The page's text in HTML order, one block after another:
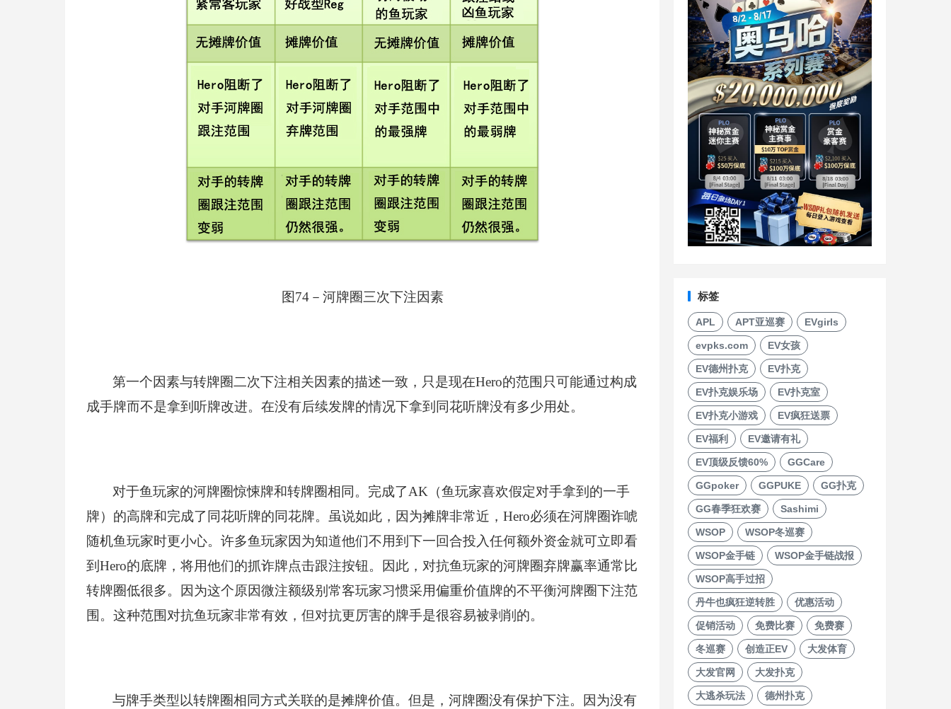
图74－河牌圈三次下注因素
第一个因素与转牌圈二次下注相关因素的描述一致，只是现在Hero的范围只可能通过构成
成手牌而不是拿到听牌改进。在没有后续发牌的情况下拿到同花听牌没有多少用处。
对于鱼玩家的河牌圈惊悚牌和转牌圈相同。完成了AK（鱼玩家喜欢假定对手拿到的一手
牌）的高牌和完成了同花听牌的同花牌。虽说如此，因为摊牌非常近，Hero必须在河牌圈诈唬
随机鱼玩家时更小心。许多鱼玩家因为知道他们不用到下一回合投入任何额外资金就可立即看
到Hero的底牌，将用他们的抓诈牌点击跟注按钮。因此，对抗鱼玩家的河牌圈弃牌赢率通常比
转牌圈低很多。因为这个原因微注额级别常客玩家习惯采用偏重价值牌的不平衡河牌圈下注范
围。这种范围对抗鱼玩家非常有效，但对抗更厉害的牌手是很容易被剥削的。
与牌手类型以转牌圈相同方式关联的是摊牌价值。但是，河牌圈没有保护下注。因为没有
标签
APL APT亚巡赛 EVgirls
evpks.com EV女孩
EV德州扑克 EV扑克
EV扑克娱乐场 EV扑克室
EV扑克小游戏 EV疯狂送票
EV福利 EV邀请有礼
EV顶级反馈60% GGCare
GGpoker GGPUKE GG扑克
GG春季狂欢赛 Sashimi
WSOP WSOP冬巡赛
WSOP金手链 WSOP金手链战报
WSOP高手过招
丹牛也疯狂逆转胜 优惠活动
促销活动 免费比赛 免费赛
冬巡赛 创造正EV 大发体育
大发官网 大发扑克
大逃杀玩法 德州扑克